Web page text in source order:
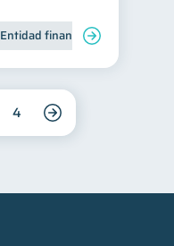
Entidad financiera
4